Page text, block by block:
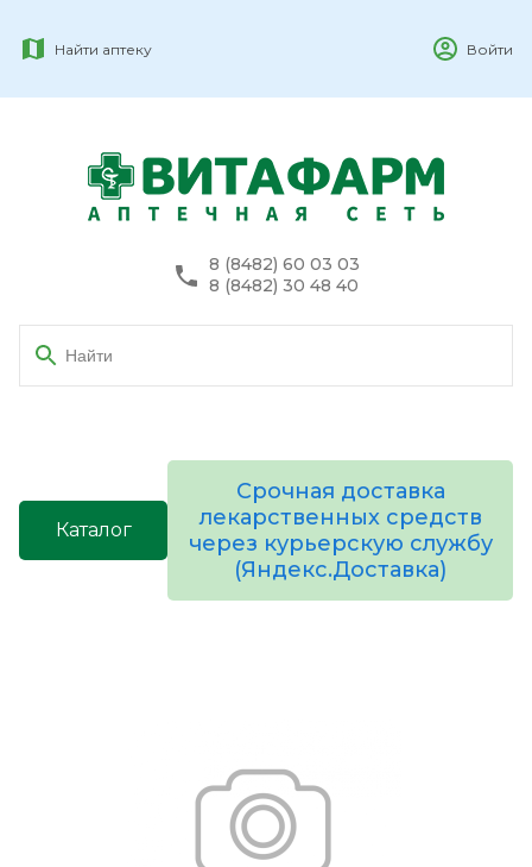
Найти аптеку Войти
8 (8482) 60 03 03
8 (8482) 30 48 40
Каталог
Срочная доставка
лекарственных средств
через курьерскую службу
(Яндекс.Доставка)